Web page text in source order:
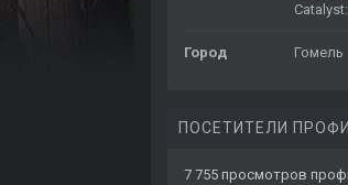
Город Гомель
ПОСЕТИТЕЛИ
7 755 просмотров